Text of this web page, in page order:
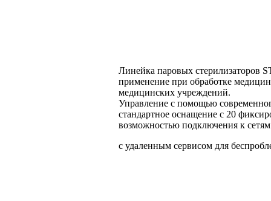
Линейка паровых стерилизаторов
применение при обработке
медицинских учреждений.
Управление с помощью
стандартное оснащение с 20
возможностью подключения к
с удаленным сервисом для